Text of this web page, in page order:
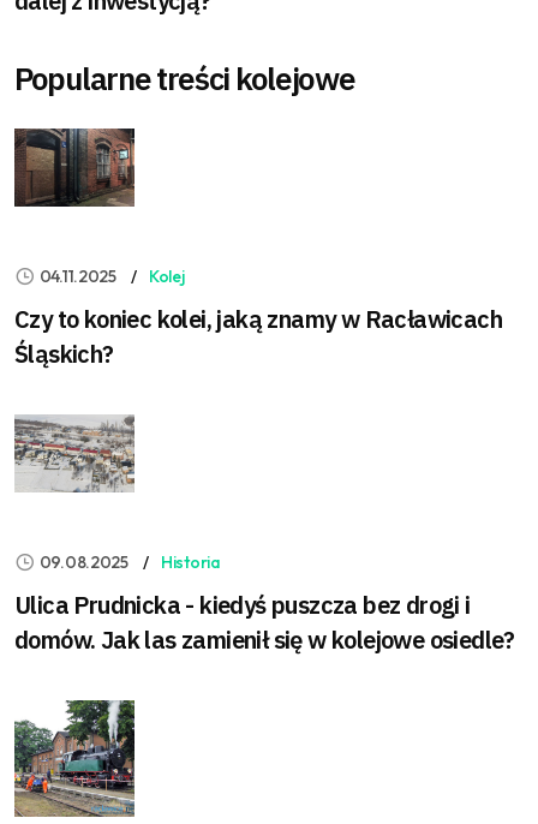
Popularne treści kolejowe
04.11.2025 Kolej
Czy to koniec kolei, jaką znamy w Racławicach
Śląskich?
09.08.2025 Historia
Ulica Prudnicka - kiedyś puszcza bez drogi i
domów. Jak las zamienił się w kolejowe osiedle?